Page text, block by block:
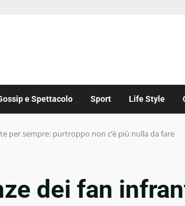
e Spettacolo Sport Life Style
per sempre: purtroppo non c’è più nulla da fare
dei fan